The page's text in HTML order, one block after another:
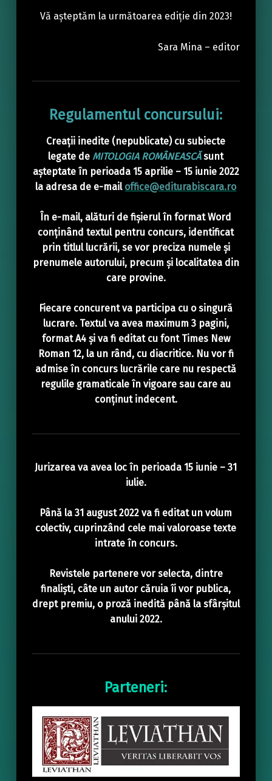
Vă așteptăm la următoarea ediție din 2023!
Sara Mina – editor
Regulamentul concursului:
Creații inedite (nepublicate) cu subiecte
legate de MITOLOGIA ROMÂNEASCĂ sunt
așteptate în perioada 15 aprilie – 15 iunie 2022
la adresa de e-mail office@editurabiscara.ro
În e-mail, alături de fișierul în format Word
conținând textul pentru concurs, identificat
prin titlul lucrării, se vor preciza numele și
prenumele autorului, precum și localitatea din
care provine.
Fiecare concurent va participa cu o singură
lucrare. Textul va avea maximum 3 pagini,
format A4 și va fi editat cu font Times New
Roman 12, la un rând, cu diacritice. Nu vor fi
admise în concurs lucrările care nu respectă
regulile gramaticale în vigoare sau care au
conținut indecent.
Jurizarea va avea loc în perioada 15 iunie – 31
iulie.
Până la 31 august 2022 va fi editat un volum
colectiv, cuprinzând cele mai valoroase texte
intrate în concurs.
Revistele partenere vor selecta, dintre
finaliști, câte un autor căruia îi vor publica,
drept premiu, o proză inedită până la sfârșitul
anului 2022.
Parteneri: